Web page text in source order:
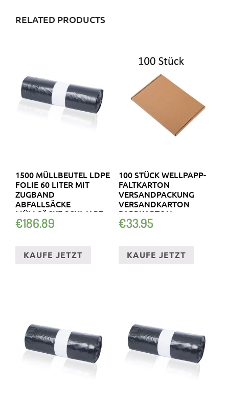
RELATED PRODUCTS
1500 MÜLLBEUTEL LDPE
FOLIE 60 LITER MIT
ZUGBAND
ABFALLSÄCKE
MÜLLSÄCKE SCHWARZ
€186.89
KAUFE JETZT
100 STÜCK WELLPAPP-
FALTKARTON
VERSANDPACKUNG
VERSANDKARTON
PAPPKARTON
FALTPAPPE
€33.95
KAUFE JETZT